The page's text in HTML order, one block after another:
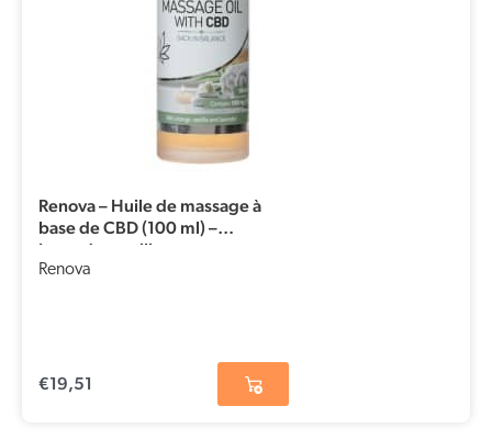
Renova – Huile de massage à
base de CBD (100 ml) –
Lavande, vanille et orange
Renova
€19,51